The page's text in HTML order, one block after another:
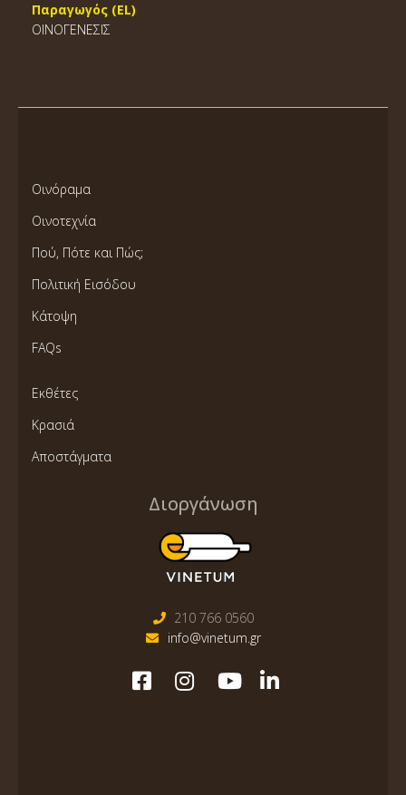
Παραγωγός (EL)
ΟΙΝΟΓΕΝΕΣΙΣ
Οινόραμα
Οινοτεχνία
Πού, Πότε και Πώς;
Πολιτική Εισόδου
Κάτοψη
FAQs
Εκθέτες
Κρασιά
Αποστάγματα
Διοργάνωση
210 766 0560
info@vinetum.gr